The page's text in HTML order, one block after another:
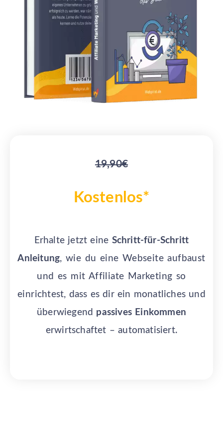
19,90€
Kostenlos*
Erhalte jetzt eine Schritt-für-Schritt
Anleitung, wie du eine Webseite aufbaust
und es mit Affiliate Marketing so
einrichtest, dass es dir ein monatliches und
überwiegend passives Einkommen
erwirtschaftet – automatisiert.